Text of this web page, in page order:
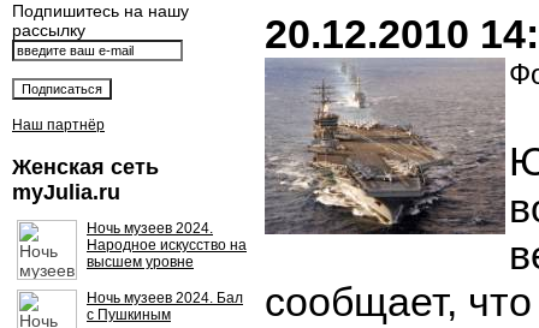
Подпишитесь на нашу
рассылку
Наш партнёр
Женская сеть
myJulia.ru
Ночь музеев 2024.
Народное искусство на
высшем уровне
Ночь музеев 2024. Бал
с Пушкиным
20.12.2010
сообщает,